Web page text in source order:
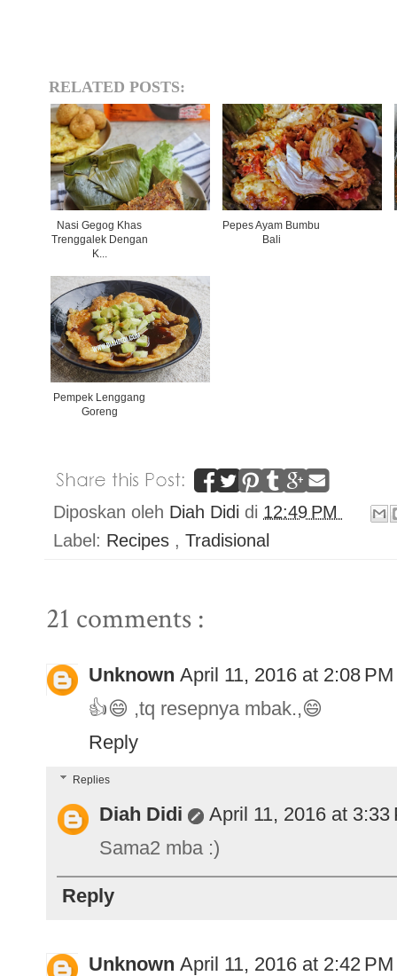
RELATED POSTS:
Nasi Gegog Khas
Trenggalek Dengan
K...
Pepes Ayam Bumbu
Bali
Pempek Lenggang
Goreng
Diposkan oleh Diah Didi di 12:49 PM
Label: Recipes , Tradisional
21 comments :
Unknown April 11, 2016 at 2:08 PM
👍😄 ,tq resepnya mbak.,😄
Reply
Replies
Diah Didi
April 11, 2016 at 3:33
Sama2 mba :)
Reply
Unknown April 11, 2016 at 2:42 PM